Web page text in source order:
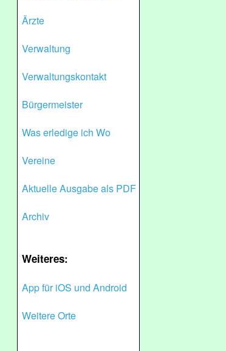
Ärzte
Verwaltung
Verwaltungskontakt
Bürgermeister
Was erledige ich Wo
Vereine
Aktuelle Ausgabe als PDF
Archiv
Weiteres:
App für iOS und Android
Weitere Orte